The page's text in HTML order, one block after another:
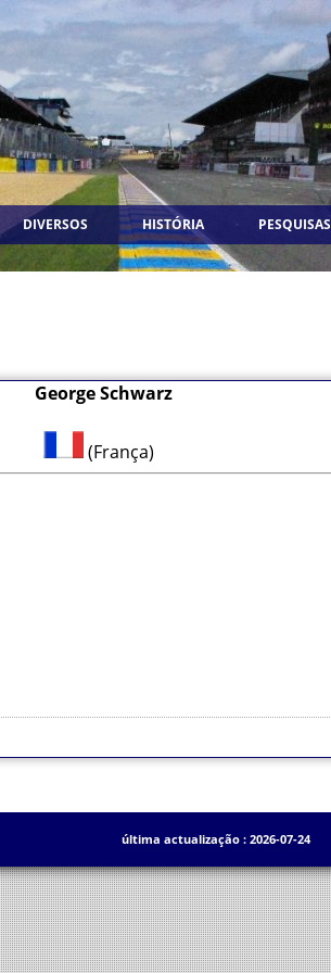
DIVERSOS HISTÓRIA PESQUISAS
George Schwarz
(França)
última actualização : 2026-07-24